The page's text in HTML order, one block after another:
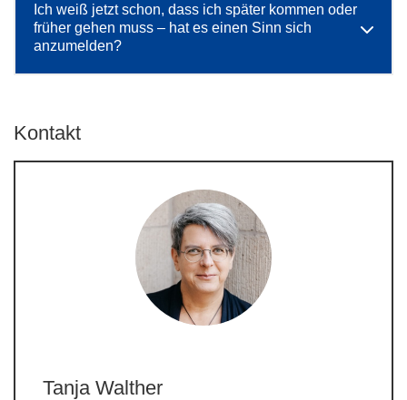
Ich weiß jetzt schon, dass ich später kommen oder
früher gehen muss – hat es einen Sinn sich
anzumelden?
Kontakt
Tanja Walther